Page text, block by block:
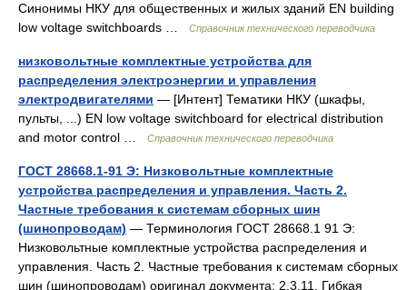
Синонимы НКУ для общественных и жилых зданий EN building
low voltage switchboards …
Справочник технического переводчика
низковольтные комплектные устройства для
распределения электроэнергии и управления
электродвигателями — [Интент] Тематики НКУ (шкафы,
пульты, ...) EN low voltage switchboard for electrical distribution
and motor control …
Справочник технического переводчика
ГОСТ 28668.1-91 Э: Низковольтные комплектные
устройства распределения и управления. Часть 2.
Частные требования к системам сборных шин
(шинопроводам) — Терминология ГОСТ 28668.1 91 Э:
Низковольтные комплектные устройства распределения и
управления. Часть 2. Частные требования к системам сборных
шин (шинопроводам) оригинал документа: 2.3.11. Гибкая